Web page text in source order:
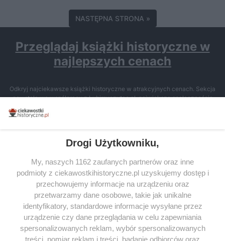
NASTĘPNA STRONA »
Przeglądaj książki historyczne w
najlepszych cenach
Odkryj najciekawsze książki historyczne w atrakcyjnych cenach. Sekcja
powstała we współpracy z Lubimyczytac.pl, największą społecznością
miłośników literatury w Polsce – dzięki temu możesz wybierać spośród
tytułów najwyżej ocenianych przez czytelników.
SERWIS
SPOŁECZNOŚĆ
WSPÓŁPRACA
Drogi Użytkowniku,
My, naszych 1162 zaufanych partnerów oraz inne
podmioty z ciekawostkihistoryczne.pl uzyskujemy dostęp i
przechowujemy informacje na urządzeniu oraz
przetwarzamy dane osobowe, takie jak unikalne
identyfikatory, standardowe informacje wysyłane przez
urządzenie czy dane przeglądania w celu zapewniania
spersonalizowanych reklam, wybór spersonalizowanych
treści, pomiar reklam i treści, badanie odbiorców oraz